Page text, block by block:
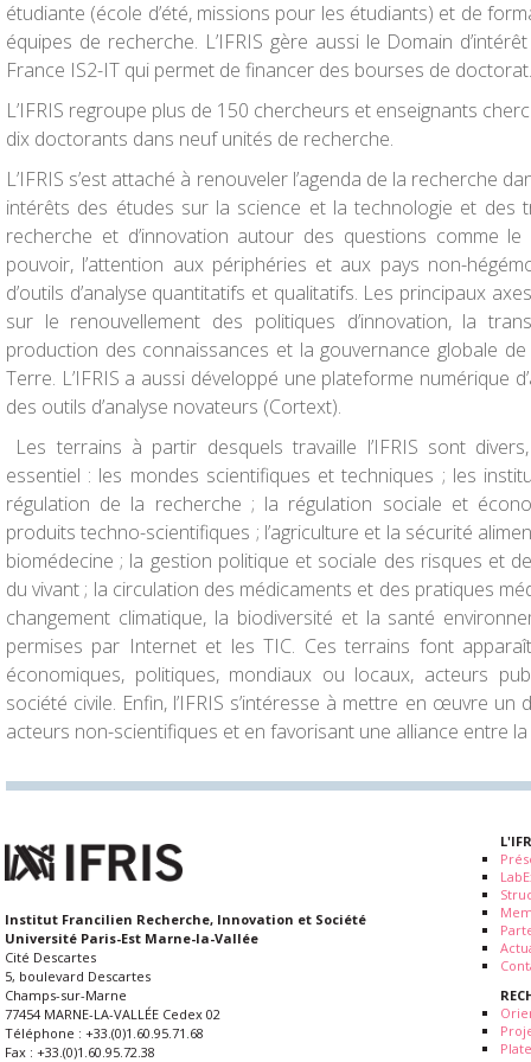
étudiante (école d’été, missions pour les étudiants) et de
équipes de recherche. L’IFRIS gère aussi le Domain
France IS2-IT qui permet de financer des bourses de doctorat.
L’IFRIS regroupe plus de 150 chercheurs et enseignants
dix doctorants dans neuf unités de recherche.
L’IFRIS s’est attaché à renouveler l’agenda de la recherche
intérêts des études sur la science et la technologie et des
recherche et d’innovation autour des questions comme
pouvoir, l’attention aux périphéries et aux pays non-
d’outils d’analyse quantitatifs et qualitatifs. Les principaux
sur le renouvellement des politiques d’innovation, la
production des connaissances et la gouvernance globale
Terre. L’IFRIS a aussi développé une plateforme numérique
des outils d’analyse novateurs (Cortext).
Les terrains à partir desquels travaille l’IFRIS sont
essentiel : les mondes scientifiques et techniques ; les
régulation de la recherche ; la régulation sociale et
produits techno-scientifiques ; l’agriculture et la sécurité
biomédecine ; la gestion politique et sociale des risques et
du vivant ; la circulation des médicaments et des pratiques
changement climatique, la biodiversité et la santé
permises par Internet et les TIC. Ces terrains font
économiques, politiques, mondiaux ou locaux, acteurs
société civile. Enfin, l’IFRIS s’intéresse à mettre en œuvre
acteurs non-scientifiques et en favorisant une alliance entre
Institut Francilien Recherche, Innovation et Société
Université Paris-Est Marne-la-Vallée
Cité Descartes
5, boulevard Descartes
Champs-sur-Marne
77454 MARNE-LA-VALLÉE Cedex 02
Téléphone : +33.(0)1.60.95.71.68
Fax : +33.(0)1.60.95.72.38